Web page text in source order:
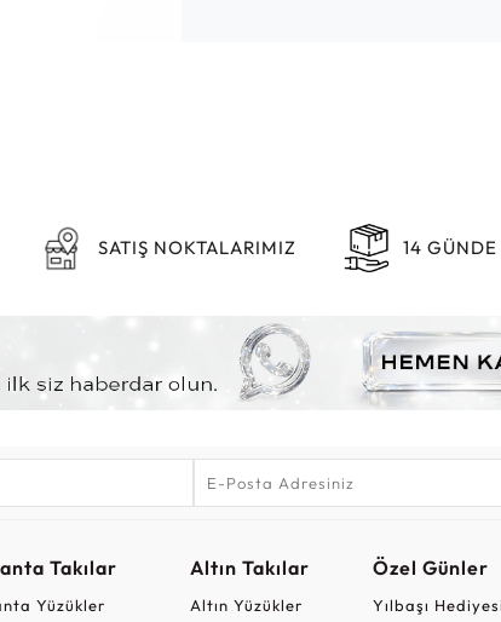
SATIŞ NOKTALARIMIZ 14
Takılar
Yüzükler
Altın Takılar
Altın Yüzükler
Özel Günler
Yılbaşı Hediyesi